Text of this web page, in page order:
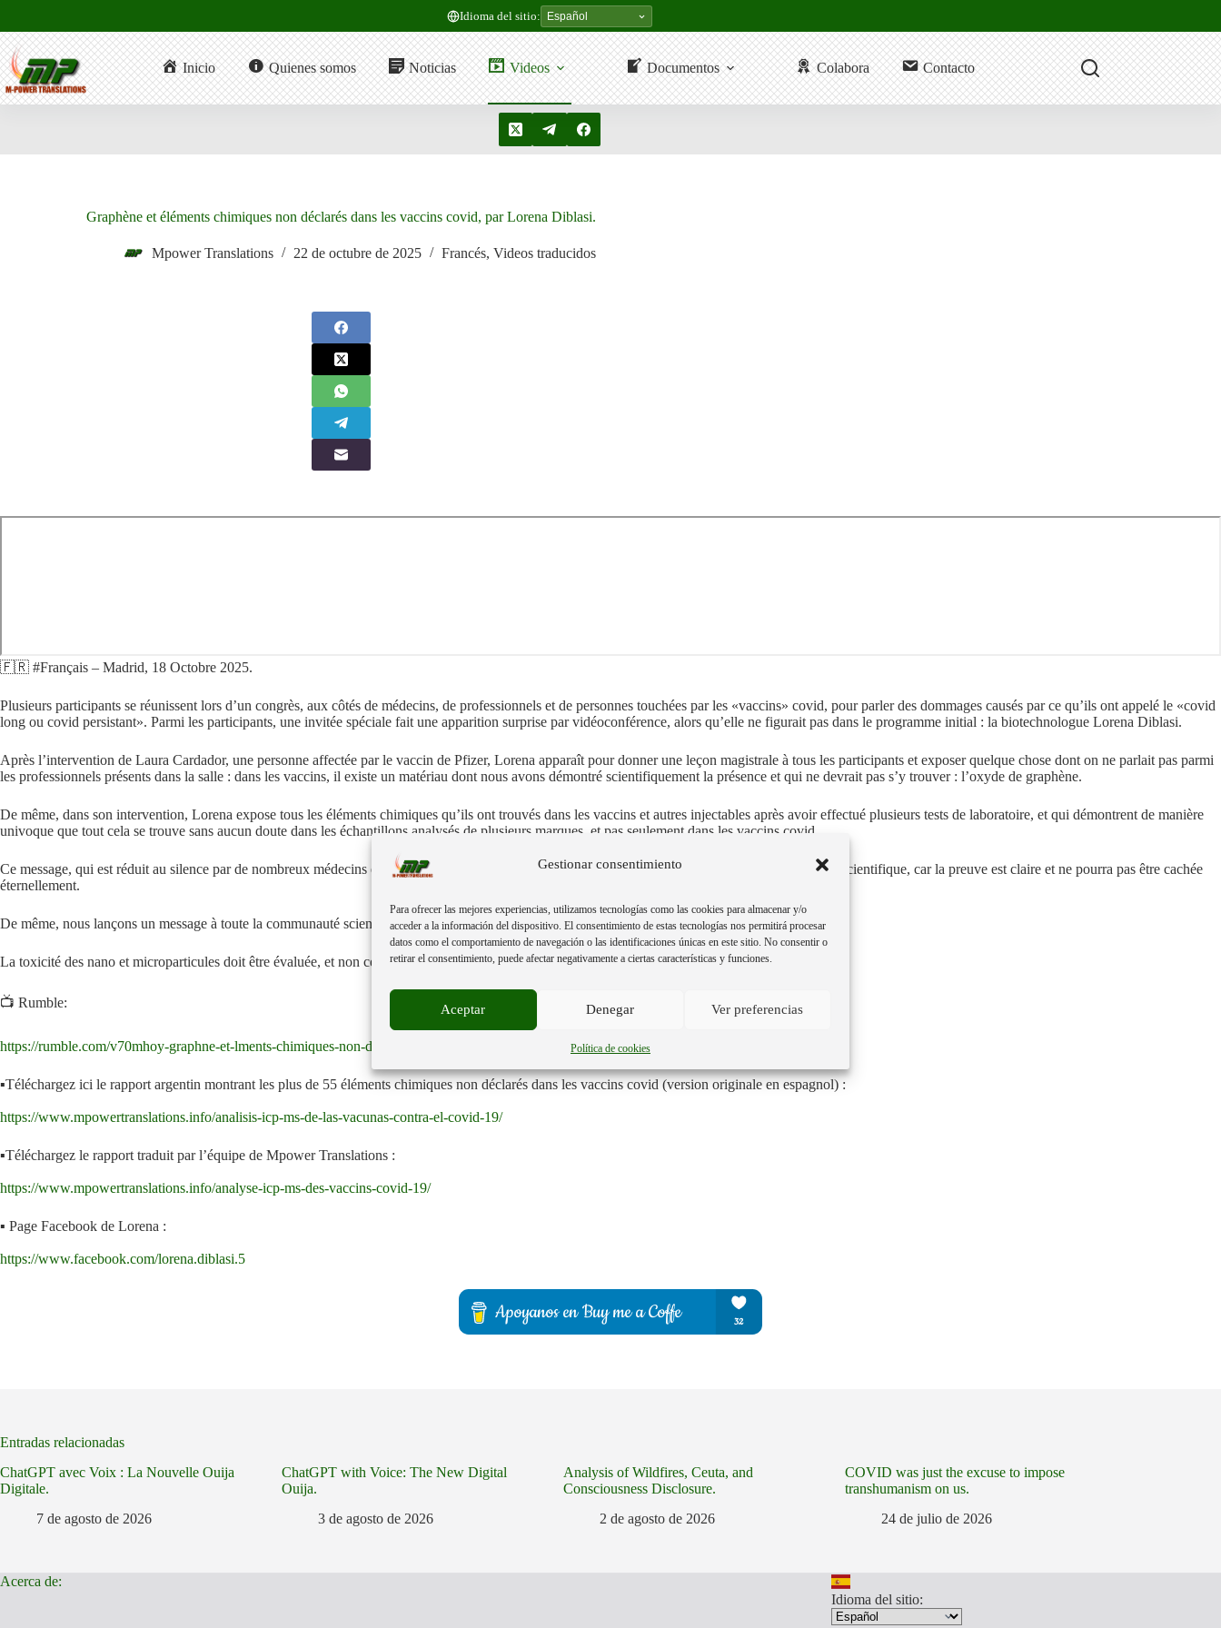
Gestionar consentimiento
Para ofrecer las mejores experiencias, utilizamos tecnologías como las cookies para almacenar y/o
acceder a la información del dispositivo. El consentimiento de estas tecnologías nos permitirá procesar
datos como el comportamiento de navegación o las identificaciones únicas en este sitio. No consentir o
retirar el consentimiento, puede afectar negativamente a ciertas características y funciones.
Aceptar Denegar Ver preferencias
Política de cookies
contenido
Idioma del sitio:
Inicio Quienes somos Noticias Videos Documentos Colabora Contacto
Graphène et éléments chimiques non déclarés dans les vaccins covid, par Lorena Diblasi.
Mpower Translations 22 de octubre de 2025 Francés, Videos traducidos
🇫🇷 #Français – Madrid, 18 Octobre 2025.
Plusieurs participants se réunissent lors d’un congrès, aux côtés de médecins, de professionnels et de personnes touchées par les «vaccins» covid, pour parler des dommages causés par ce qu’ils ont appelé le «covid
long ou covid persistant». Parmi les participants, une invitée spéciale fait une apparition surprise par vidéoconférence, alors qu’elle ne figurait pas dans le programme initial : la biotechnologue Lorena Diblasi.
Après l’intervention de Laura Cardador, une personne affectée par le vaccin de Pfizer, Lorena apparaît pour donner une leçon magistrale à tous les participants et exposer quelque chose dont on ne parlait pas parmi
les professionnels présents dans la salle : dans les vaccins, il existe un matériau dont nous avons démontré scientifiquement la présence et qui ne devrait pas s’y trouver : l’oxyde de graphène.
De même, dans son intervention, Lorena expose tous les éléments chimiques qu’ils ont trouvés dans les vaccins et autres injectables après avoir effectué plusieurs tests de laboratoire, et qui démontrent de manière
univoque que tout cela se trouve sans aucun doute dans les échantillons analysés de plusieurs marques, et pas seulement dans les vaccins covid.
Ce message, qui est réduit au silence par de nombreux médecins et professionnels de la santé, devrait être connu de tous, tant du corps médical que scientifique, car la preuve est claire et ne pourra pas être cachée
éternellement.
De même, nous lançons un message à toute la communauté scientifique et aux autorités compétentes de chaque pays du monde :
La toxicité des nano et microparticules doit être évaluée, et non celle des éléments chimiques libres.
📺 Rumble:
https://rumble.com/v70mhoy-graphne-et-lments-chimiques-non-dclars-dans-les-vaccins-covid-par-lorena-di.html?mref=36f65j&mc=ebrql
▪️Téléchargez ici le rapport argentin montrant les plus de 55 éléments chimiques non déclarés dans les vaccins covid (version originale en espagnol) :
https://www.mpowertranslations.info/analisis-icp-ms-de-las-vacunas-contra-el-covid-19/
▪️Téléchargez le rapport traduit par l’équipe de Mpower Translations :
https://www.mpowertranslations.info/analyse-icp-ms-des-vaccins-covid-19/
▪️ Page Facebook de Lorena :
https://www.facebook.com/lorena.diblasi.5
Entradas relacionadas
ChatGPT avec Voix : La Nouvelle Ouija
Digitale.
7 de agosto de 2026
ChatGPT with Voice: The New Digital
Ouija.
3 de agosto de 2026
Analysis of Wildfires, Ceuta, and
Consciousness Disclosure.
2 de agosto de 2026
COVID was just the excuse to impose
transhumanism on us.
24 de julio de 2026
Acerca de:
Idioma del sitio: